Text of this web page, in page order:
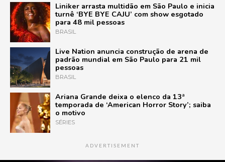
Liniker arrasta multidão em São Paulo e inicia
turnê ‘BYE BYE CAJU’ com show esgotado
para 48 mil pessoas
BRASIL
Live Nation anuncia construção de arena de
padrão mundial em São Paulo para 21 mil
pessoas
BRASIL
Ariana Grande deixa o elenco da 13ª
temporada de ‘American Horror Story’; saiba
o motivo
SÉRIES
ADVERTISEMENT